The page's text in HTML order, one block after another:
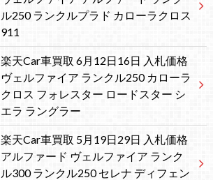
ル250 ランクルプラド カローラクロス
911
楽天Car車買取 6月12日16日 入札価格
ヴェルファイア ランクル250 カローラ
クロス フォレスター ロードスター シ
エラ ラングラー
楽天Car車買取 5月19日29日 入札価格
アルファード ヴェルファイア ランク
ル300 ランクル250 セレナ ディフェン